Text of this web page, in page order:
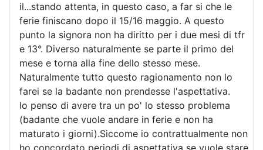
il...stando attenta, in questo caso, a far si che le
ferie finiscano dopo il 15/16 maggio. A questo
punto la signora non ha diritto per i due mesi di tfr
e 13°. Diverso naturalmente se parte il primo del
mese e torna alla fine dello stesso mese.
Naturalmente tutto questo ragionamento non lo
farei se la badante non prendesse l'aspettativa.
Io penso di avere tra un po' lo stesso problema
(badante che vuole andare in ferie e non ha
maturato i giorni).Siccome io contrattualmente non